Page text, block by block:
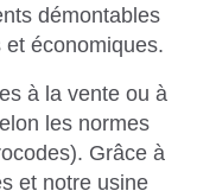
démontables
économiques.
à la vente ou à
les normes
Grâce à
et notre usine